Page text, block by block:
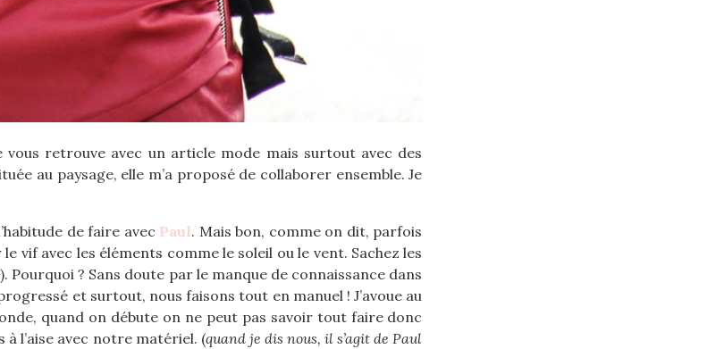
vous retrouve avec un article mode mais surtout avec des
au paysage, elle m’a proposé de collaborer ensemble. Je
de faire avec Paul. Mais bon, comme on dit, parfois
vif avec les éléments comme le soleil ou le vent. Sachez les
). Pourquoi ? Sans doute par le manque de connaissance dans
et surtout, nous faisons tout en manuel ! J’avoue au
quand on débute on ne peut pas savoir tout faire donc
l’aise avec notre matériel. (quand je dis nous, il s’agit de Paul